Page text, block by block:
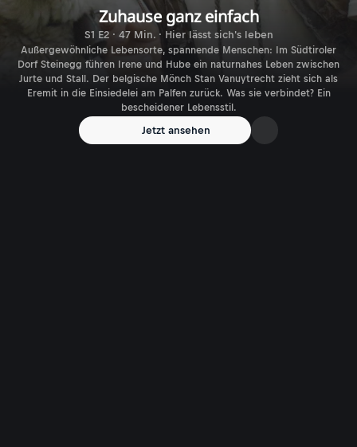
Zuhause ganz einfach
S1 E2 · 47 Min. · Hier lässt sich's leben
Außergewöhnliche Lebensorte, spannende Menschen: Im Südtiroler
Dorf Steinegg führen Irene und Hube ein naturnahes Leben zwischen
Jurte und Stall. Der belgische Mönch Stan Vanuytrecht zieht sich als
Eremit in die Einsiedelei am Palfen zurück. Was sie verbindet? Ein
bescheidener Lebensstil.
Jetzt ansehen